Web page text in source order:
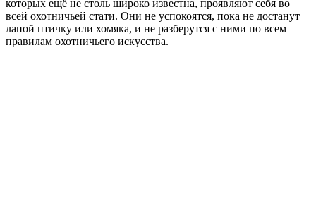
которых ещё не столь широко известна, проявляют себя во
всей охотничьей стати. Они не успокоятся, пока не достанут
лапой птичку или хомяка, и не разберутся с ними по всем
правилам охотничьего искусства.